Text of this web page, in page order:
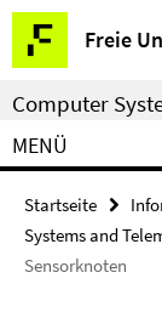
Springe
direkt
zu
Inhalt
Freie
Service-
Navigation
Computer
MENÜ
Startseite
Systems and
Sensorknoten